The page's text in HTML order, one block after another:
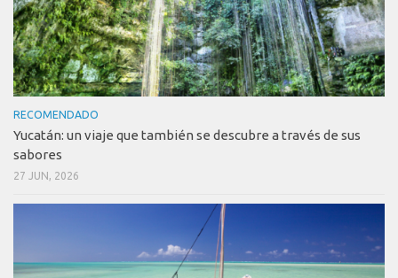
RECOMENDADO
Yucatán: un viaje que también se descubre a través de sus
sabores
27 JUN, 2026